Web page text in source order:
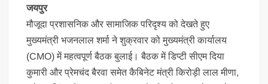
जयपुर
मौजूदा प्रशासनिक और सामाजिक परिदृश्य को देखते हुए
मुख्यमंत्री भजनलाल शर्मा ने शुक्रवार को मुख्यमंत्री कार्यालय
(CMO) में महत्वपूर्ण बैठक बुलाई। बैठक में डिप्टी सीएम दिया
कुमारी और प्रेमचंद बैरवा समेत कैबिनेट मंत्री किरोड़ी लाल मीणा,